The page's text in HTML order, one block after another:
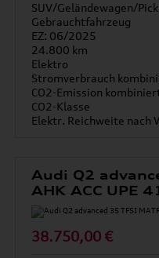
SUV/Geländewagen/
Gebrauchtfahrzeug
EZ: 06/2025
24.800 km
Elektro
Stromverbrauch
CO2-Emission
CO2-Klasse
Audi Q2
AHK ACC UPE
38.750,00 €